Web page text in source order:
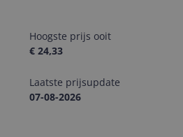
Hoogste prijs ooit
€ 24,33
Laatste prijsupdate
07-08-2026